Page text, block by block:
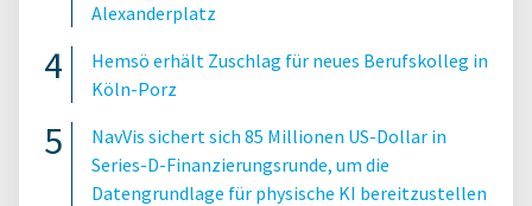
Alexanderplatz
Hemsö erhält Zuschlag für neues Berufskolleg in
Köln-Porz
NavVis sichert sich 85 Millionen US-Dollar in
Series-D-Finanzierungsrunde, um die
Datengrundlage für physische KI bereitzustellen